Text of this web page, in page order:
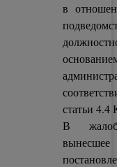
в
статьи
В